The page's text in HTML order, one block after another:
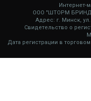
Интернет-
ООО "ШТОРМ
Адрес: г. Минск,
Свидетельство о
Дата регистрации в